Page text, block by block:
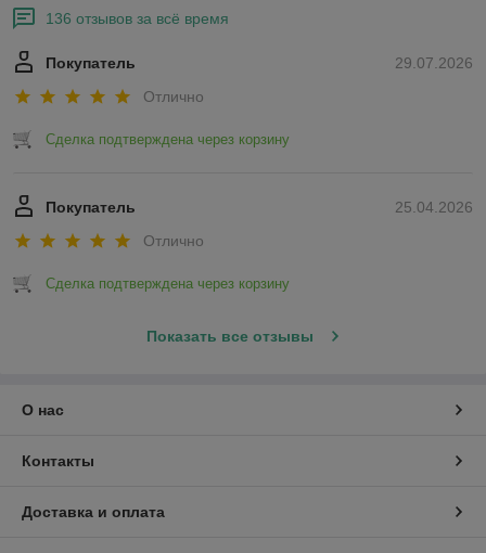
136 отзывов за всё время
29.07.2026
Покупатель
Отлично
Сделка подтверждена через корзину
25.04.2026
Покупатель
Отлично
Сделка подтверждена через корзину
Показать все отзывы
О нас
Контакты
Доставка и оплата